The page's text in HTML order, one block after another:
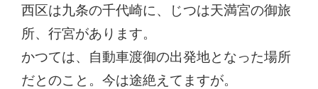
西区は九条の千代崎に、じつは天満宮の御旅
所、行宮があります。
かつては、自動車渡御の出発地となった場所
だとのこと。今は途絶えてますが。